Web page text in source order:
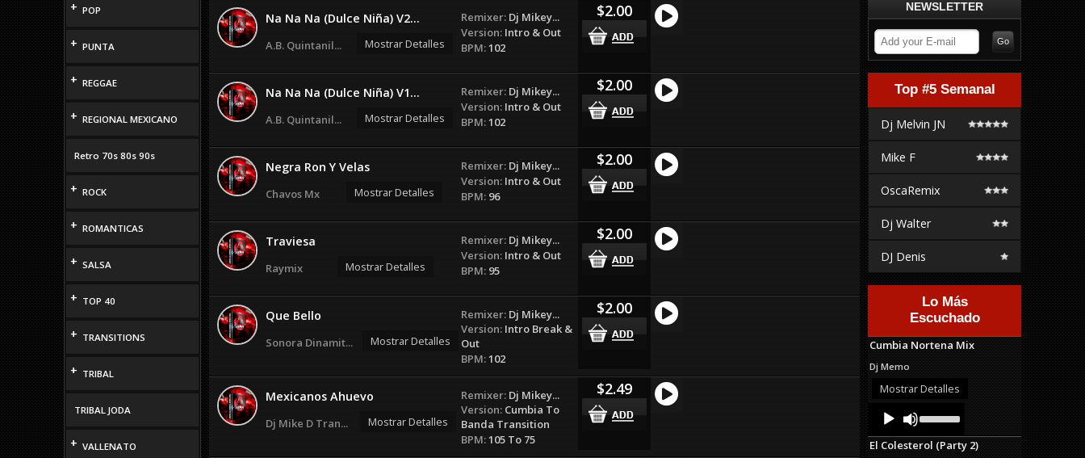
+ POP
+ PUNTA
+ REGGAE
+ REGIONAL MEXICANO
Retro 70s 80s 90s
+ ROCK
+ ROMANTICAS
+ SALSA
+ TOP 40
+ TRANSITIONS
+ TRIBAL
TRIBAL JODA
+ VALLENATO
Na Na Na (Dulce Niña) V2...
A.B. Quintanil... Mostrar Detalles
Remixer: Dj Mikey...
Version: Intro & Out
BPM:102
$2.00
Na Na Na (Dulce Niña) V1...
A.B. Quintanil... Mostrar Detalles
Remixer: Dj Mikey...
Version: Intro & Out
BPM:102
$2.00
Negra Ron Y Velas
Chavos Mx Mostrar Detalles
Remixer: Dj Mikey...
Version: Intro & Out
BPM: 96
$2.00
Traviesa
Raymix Mostrar Detalles
Remixer: Dj Mikey...
Version: Intro & Out
BPM: 95
$2.00
Que Bello
Sonora Dinamit... Mostrar Detalles
Remixer: Dj Mikey...
Version: Intro Break &
Out
BPM:102
$2.00
Mexicanos Ahuevo
Dj Mike D Tran... Mostrar Detalles
Remixer: Dj Mikey...
Version: Cumbia To
Banda Transition
BPM:105 To 75
$2.49
NEWSLETTER
Top #5 Semanal
Dj Melvin JN
Mike F
OscaRemix
Dj Walter
DJ Denis
Lo Más
Escuchado
Cumbia Nortena Mix
Dj Memo
Mostrar Detalles
Audio
Player
Up/Down
Arrow
keys
El Colesterol (Party 2)